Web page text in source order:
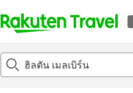
t
p
แนะนำที่พักห้องพักและแพลนพัก